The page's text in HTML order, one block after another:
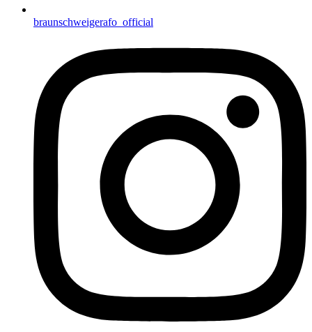
braunschweigerafo_official